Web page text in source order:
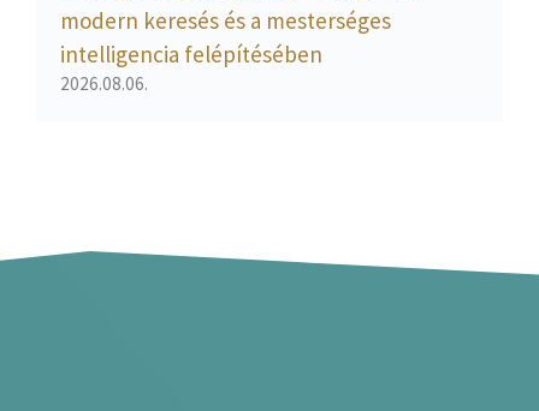
modern keresés és a mesterséges
intelligencia felépítésében
2026.08.06.